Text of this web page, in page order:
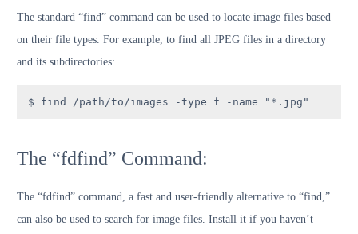
The standard “find” command can be used to locate image files based
on their file types. For example, to find all JPEG files in a directory
and its subdirectories:
$ find /path/to/images -type f -name "*.jpg"
The “fdfind” Command:
The “fdfind” command, a fast and user-friendly alternative to “find,”
can also be used to search for image files. Install it if you haven’t